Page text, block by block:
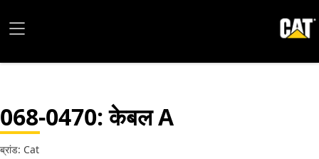
068-0470: केबल A
ब्रांड: Cat